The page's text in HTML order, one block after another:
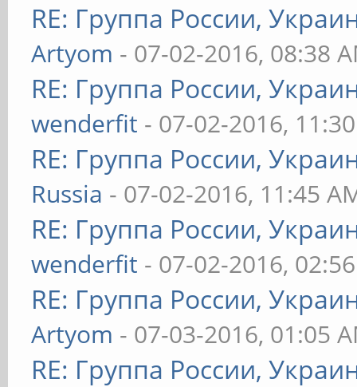
RE: Группа России,
Artyom - 07-02-2016, 08:38
RE: Группа России,
wenderfit - 07-02-2016,
RE: Группа России,
Russia - 07-02-2016, 11:45
RE: Группа России,
wenderfit - 07-02-2016,
RE: Группа России,
Artyom - 07-03-2016, 01:05
RE: Группа России,